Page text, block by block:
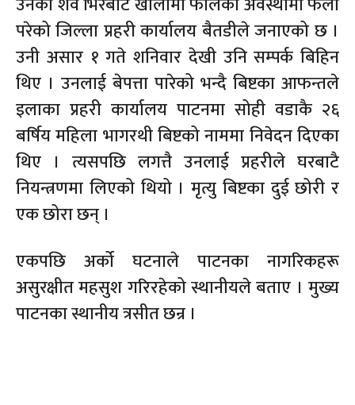
परेको जिल्ला प्रहरी कार्यालय बैतडीले जनाएको छ ।
उनी असार १ गते शनिवार देखी उनि सम्पर्क बिहिन
थिए । उनलाई बेपत्ता पारेको भन्दै बिष्टका आफन्तले
इलाका प्रहरी कार्यालय पाटनमा सोही वडाकै २६
बर्षिय महिला भागरथी बिष्टको नाममा निवेदन दिएका
थिए । त्यसपछि लगत्तै उनलाई प्रहरीले घरबाटै
नियन्त्रणमा लिएको थियो । मृत्यु बिष्टका दुई छोरी र
एक छोरा छन् ।
एकपछि अर्को घटनाले पाटनका नागरिकहरू
असुरक्षीत महसुश गरिरहेको स्थानीयले बताए । मुख्य
पाटनका स्थानीय त्रसीत छन्र ।